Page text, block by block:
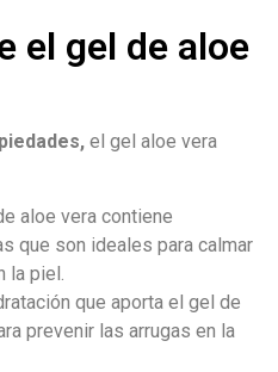
el gel de aloe
el gel aloe vera
aloe vera contiene
que son ideales para calmar
la piel.
que aporta el gel de
prevenir las arrugas en la